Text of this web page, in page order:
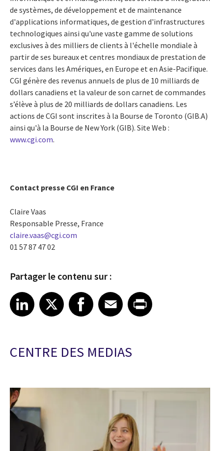
de systèmes, de développement et de maintenance
d'applications informatiques, de gestion d'infrastructures
technologiques ainsi qu'une vaste gamme de solutions
exclusives à des milliers de clients à l'échelle mondiale à
partir de ses bureaux et centres mondiaux de prestation de
services dans les Amériques, en Europe et en Asie-Pacifique.
CGI génère des revenus annuels de plus de 10 milliards de
dollars canadiens et la valeur de son carnet de commandes
s’élève à plus de 20 milliards de dollars canadiens. Les
actions de CGI sont inscrites à la Bourse de Toronto (GIB.A)
ainsi qu'à la Bourse de New York (GIB). Site Web :
www.cgi.com.
Contact presse CGI en France
Claire Vaas
Responsable Presse, France
claire.vaas@cgi.com
01 57 87 47 02
Partager le contenu sur :
Share article on LinkedIn
LinkedIn
Share article on XShare article on Facebook
Facebook
Share article on Email
EmailShare article on Print
CENTRE DES MEDIAS